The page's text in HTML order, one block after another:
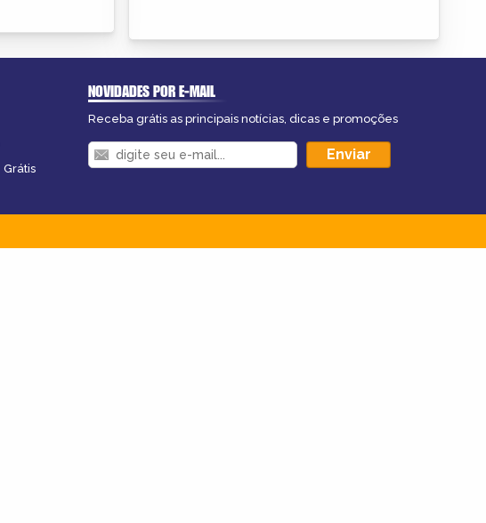
Grátis
NOVIDADES POR E-MAIL
Receba grátis as principais notícias, dicas e promoções